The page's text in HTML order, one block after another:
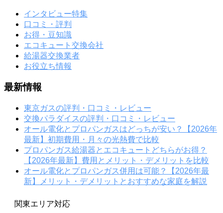
インタビュー特集
口コミ・評判
お得・豆知識
エコキュート交換会社
給湯器交換業者
お役立ち情報
最新情報
東京ガスの評判・口コミ・レビュー
交換パラダイスの評判・口コミ・レビュー
オール電化とプロパンガスはどっちが安い？【2026年
最新】初期費用・月々の光熱費で比較
プロパンガス給湯器とエコキュートどちらがお得？
【2026年最新】費用とメリット・デメリットを比較
オール電化とプロパンガス併用は可能？【2026年最
新】メリット・デメリットとおすすめな家庭を解説
関東エリア対応